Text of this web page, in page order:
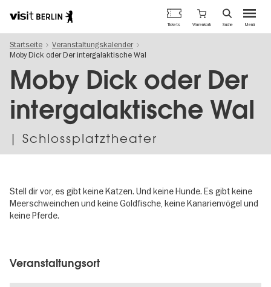
zum
Inhalt
Berlins
offizielles
Tourismusportal
Menü
Tickets Warenkorb Suche
Startseite
Veranstaltungskalender
Moby Dick oder Der intergalaktische Wal
Moby Dick oder Der
intergalaktische Wal
| Schlossplatztheater
Stell dir vor, es gibt keine Katzen. Und keine Hunde. Es gibt keine
Meerschweinchen und keine Goldfische, keine Kanarienvögel und
keine Pferde.
Veranstaltungsort